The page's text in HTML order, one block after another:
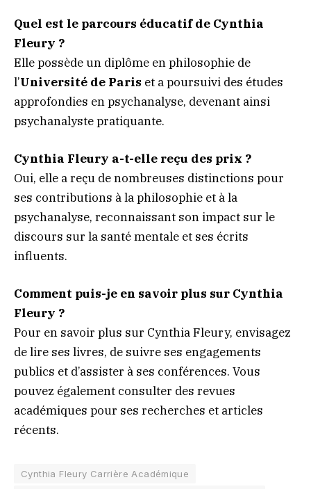
Quel est le parcours éducatif de Cynthia
Fleury ?
Elle possède un diplôme en philosophie de
l’Université de Paris et a poursuivi des études
approfondies en psychanalyse, devenant ainsi
psychanalyste pratiquante.
Cynthia Fleury a-t-elle reçu des prix ?
Oui, elle a reçu de nombreuses distinctions pour
ses contributions à la philosophie et à la
psychanalyse, reconnaissant son impact sur le
discours sur la santé mentale et ses écrits
influents.
Comment puis-je en savoir plus sur Cynthia
Fleury ?
Pour en savoir plus sur Cynthia Fleury, envisagez
de lire ses livres, de suivre ses engagements
publics et d’assister à ses conférences. Vous
pouvez également consulter des revues
académiques pour ses recherches et articles
récents.
Cynthia Fleury Carrière Académique